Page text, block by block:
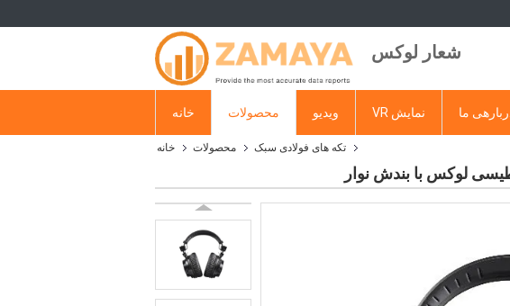
شعار لوکس
خانه محصولات ویدیو نمایش VR ما
خانه محصولات تکه های فولادی سبک
لوکس با بندش نوار